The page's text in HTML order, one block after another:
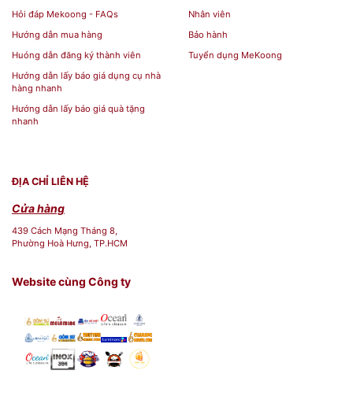
Hỏi đáp Mekoong - FAQs
Hướng dẫn mua hàng
Huóng dẫn đăng ký thành viên
Hướng dẫn lấy báo giá dụng cụ nhà
hàng nhanh
Hướng dẫn lấy báo giá quà tặng
nhanh
Nhân viên
Bảo hành
Tuyển dụng MeKoong
ĐỊA CHỈ LIÊN HỆ
Cửa hàng
439 Cách Mạng Tháng 8,
Phường Hoà Hưng, TP.HCM
Website cùng Công ty